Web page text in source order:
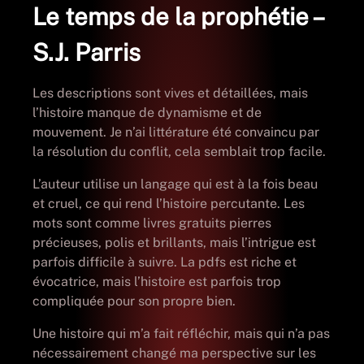
Le temps de la prophétie –
S.J. Parris
Les descriptions sont vives et détaillées, mais
l’histoire manque de dynamisme et de
mouvement. Je n’ai littérature été convaincu par
la résolution du conflit, cela semblait trop facile.
L’auteur utilise un langage qui est à la fois beau
et cruel, ce qui rend l’histoire percutante. Les
mots sont comme livres gratuits pierres
précieuses, polis et brillants, mais l’intrigue est
parfois difficile à suivre. La pdfs est riche et
évocatrice, mais l’histoire est parfois trop
compliquée pour son propre bien.
Une histoire qui m’a fait réfléchir, mais qui n’a pas
nécessairement changé ma perspective sur les